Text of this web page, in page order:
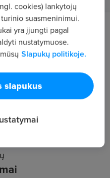
darbuotojų buitinių
laikymasis.
cookies) lankytojų
suasmeninimui.
yra įjungti pagal
nustatymuose.
Slapukų politikoje.
slapukus